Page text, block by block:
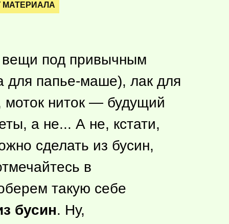
МАТЕРИАЛА
вещи под привычным
для папье-маше), лак для
ниток — будущий
а не... А не, кстати,
сделать из бусин,
в
такую себе
бусин. Ну,